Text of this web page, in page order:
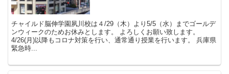
チャイルド脳伸学園夙川校は４/29（木）より5/5（水）までゴールデ
ンウィークのためお休みとします。 よろしくお願い致します。
4/26(月)以降もコロナ対策を行い、通常通り授業を行います。 兵庫県
緊急時...